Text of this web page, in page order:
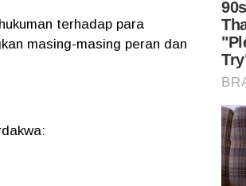
terhadap para
masing-masing peran dan